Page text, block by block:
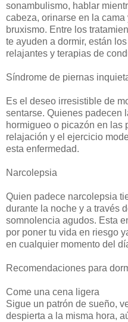
sonambulismo, hablar
cabeza, orinarse en la
bruxismo. Entre los
te ayuden a dormir, están
relajantes y terapias de
Síndrome de piernas
Es el deseo irresistible de
sentarse. Quienes padecen
hormigueo o picazón en las
relajación y el ejercicio
esta enfermedad.
Narcolepsia
Quien padece narcolepsia
durante la noche y a través
somnolencia agudos. Esta
por poner tu vida en riesgo
en cualquier momento del
Recomendaciones para
Come una cena ligera
Sigue un patrón de sueño,
despierta a la misma hora,